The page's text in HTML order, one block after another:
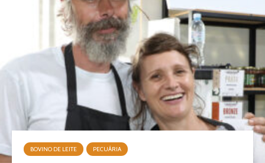
BOVINO DE LEITE PECUÁRIA